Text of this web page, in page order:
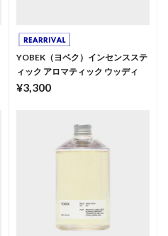
YOBEK（ヨベク）インセンスステ
ィック アロマティック ウッディ
¥3,300